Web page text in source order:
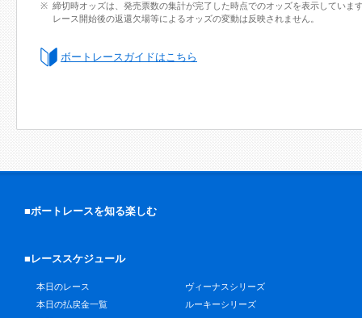
締切時オッズは、発売票数の集計が完了した時点でのオッズを表示していま
レース開始後の返還欠場等によるオッズの変動は反映されません。
ボートレースガイドはこちら
■ボートレースを知る楽しむ
■レーススケジュール
本日のレース
本日の払戻金一覧
ヴィーナスシリーズ
ルーキーシリーズ